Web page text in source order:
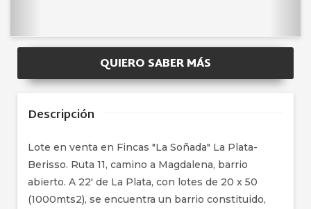
QUIERO SABER MÁS
Descripción
Lote en venta en Fincas "La Soñada" La Plata-
Berisso. Ruta 11, camino a Magdalena, barrio
abierto. A 22' de La Plata, con lotes de 20 x 50
(1000mts2), se encuentra un barrio constituido,